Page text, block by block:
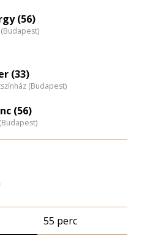
nagyítása
(56)
(33)
(Budapest)
(56)
55 perc